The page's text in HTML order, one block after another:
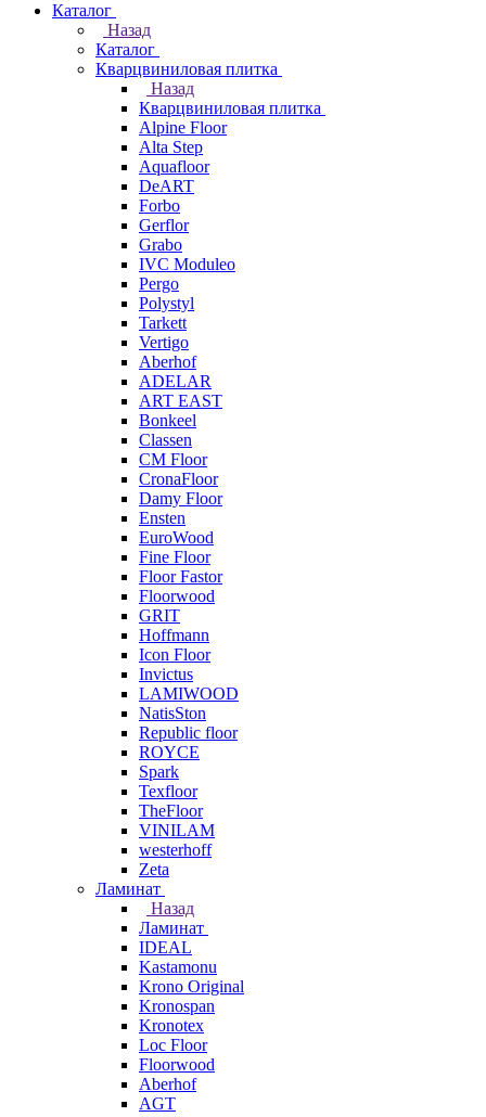
Каталог
Назад
Каталог
Кварцвиниловая плитка
Назад
Кварцвиниловая плитка
Alpine Floor
Alta Step
Aquafloor
DeART
Forbo
Gerflor
Grabo
IVC Moduleo
Pergo
Polystyl
Tarkett
Vertigo
Aberhof
ADELAR
ART EAST
Bonkeel
Classen
CM Floor
CronaFloor
Damy Floor
Ensten
EuroWood
Fine Floor
Floor Fastor
Floorwood
GRIT
Hoffmann
Icon Floor
Invictus
LAMIWOOD
NatisSton
Republic floor
ROYCE
Spark
Texfloor
TheFloor
VINILAM
westerhoff
Zeta
Ламинат
Назад
Ламинат
IDEAL
Kastamonu
Krono Original
Kronospan
Kronotex
Loc Floor
Floorwood
Aberhof
AGT